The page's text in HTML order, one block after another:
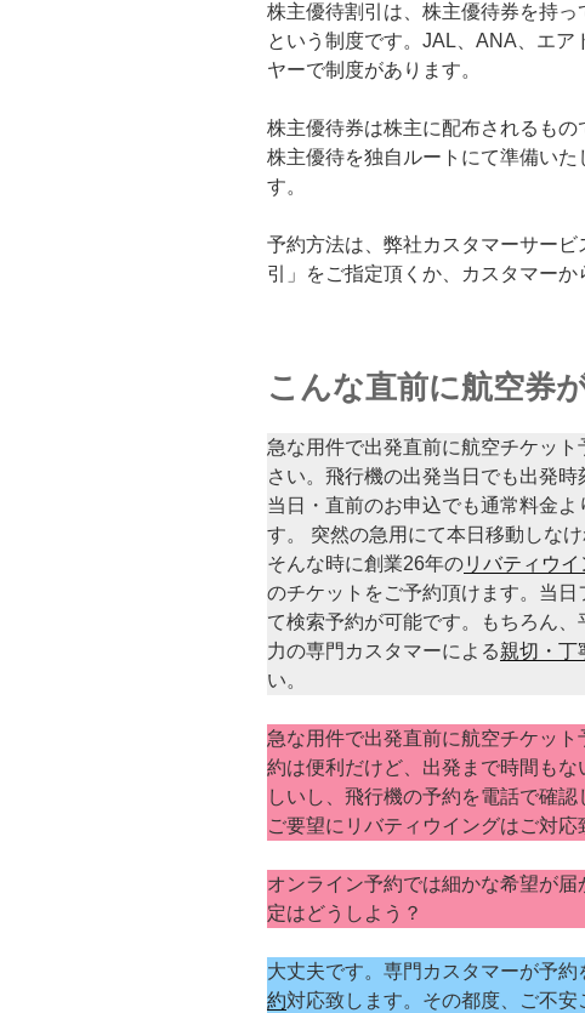
株主優待割引は、株主優待券を持
という制度です。JAL、ANA、エア
ヤーで制度があります。
株主優待券は株主に配布されるも
株主優待を独自ルートにて準備い
す。
予約方法は、弊社カスタマーサー
引」をご指定頂くか、カスタマーか
こんな直前に航空券
急な用件で出発直前に航空チケッ
さい。飛行機の出発当日でも出発時
当日・直前のお申込でも通常料金
す。 突然の急用にて本日移動しな
そんな時に創業26年のリバティウイ
のチケットをご予約頂けます。当
て検索予約が可能です。もちろん
力の専門カスタマーによる親切・丁
い。
急な用件で出発直前に航空チケッ
約は便利だけど、出発まで時間も
しいし、飛行機の予約を電話で確
ご要望にリバティウイングはご対応
オンライン予約では細かな希望が
定はどうしよう？
大丈夫です。専門カスタマーが予
約対応致します。その都度、ご不